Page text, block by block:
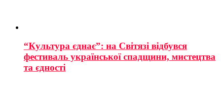
“Культура єднає”: на Світязі відбувся
фестиваль української спадщини, мистецтва
та єдності